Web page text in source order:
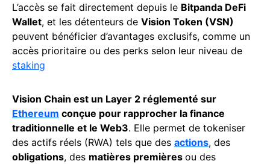
L’accès se fait directement depuis le Bitpanda DeFi
Wallet, et les détenteurs de Vision Token (VSN)
peuvent bénéficier d’avantages exclusifs, comme un
accès prioritaire ou des perks selon leur niveau de
staking
Vision Chain est un Layer 2 réglementé sur
Ethereum conçue pour rapprocher la finance
traditionnelle et le Web3. Elle permet de tokeniser
des actifs réels (RWA) tels que des actions, des
obligations, des matières premières ou des